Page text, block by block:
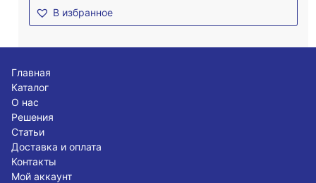
В избранное
Главная
Каталог
О нас
Решения
Статьи
Доставка и оплата
Контакты
Мой аккаунт